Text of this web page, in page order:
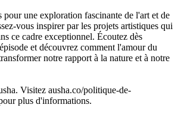
pour une exploration fascinante de l'art et de
vous inspirer par les projets artistiques qui
ce cadre exceptionnel. Écoutez dès
et découvrez comment l'amour du
notre rapport à la nature et à notre
Visitez ausha.co/politique-de-
plus d'informations.